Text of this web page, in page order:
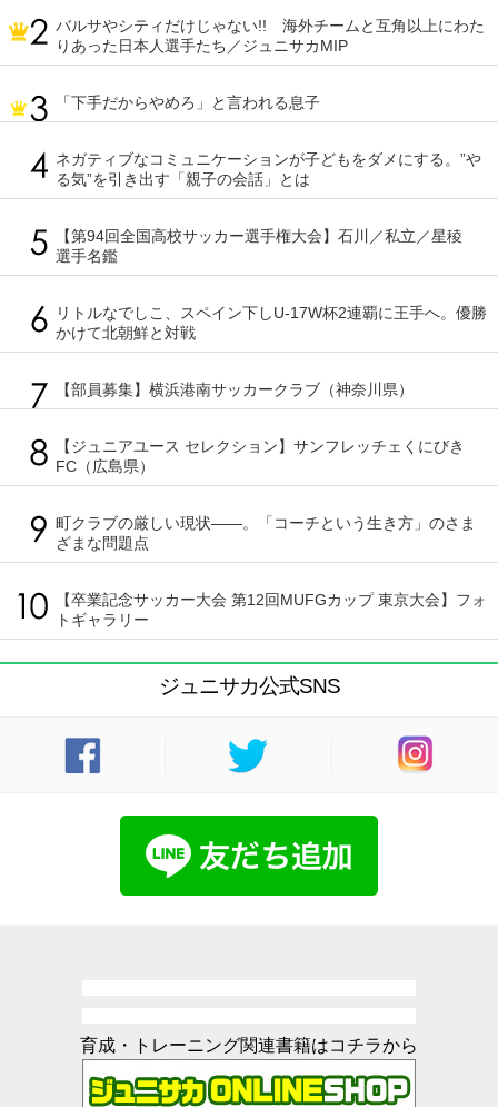
バルサやシティだけじゃない!! 海外チームと互角以上にわた
りあった日本人選手たち／ジュニサカMIP
「下手だからやめろ」と言われる息子
ネガティブなコミュニケーションが子どもをダメにする。”や
る気”を引き出す「親子の会話」とは
【第94回全国高校サッカー選手権大会】石川／私立／星稜
選手名鑑
リトルなでしこ、スペイン下しU-17W杯2連覇に王手へ。優勝
かけて北朝鮮と対戦
【部員募集】横浜港南サッカークラブ（神奈川県）
【ジュニアユース セレクション】サンフレッチェくにびき
FC（広島県）
町クラブの厳しい現状――。「コーチという生き方」のさま
ざまな問題点
【卒業記念サッカー大会 第12回MUFGカップ 東京大会】フォ
トギャラリー
ジュニサカ公式SNS
育成・トレーニング関連書籍はコチラから